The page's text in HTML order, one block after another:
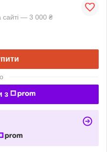
сайті — 3 000 ₴
з